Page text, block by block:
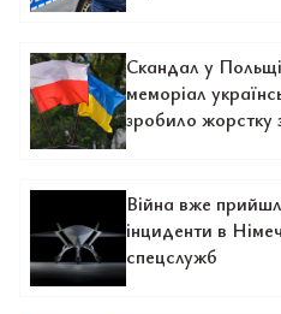
Скандал у
меморіал
зробило жорстку
Війна вже
інциденти в
спецслужб